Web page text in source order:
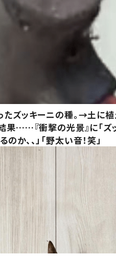
たズッキーニの種。→土に植
果……『衝撃の光景』に「ズ
か、、」「野太い音！笑」